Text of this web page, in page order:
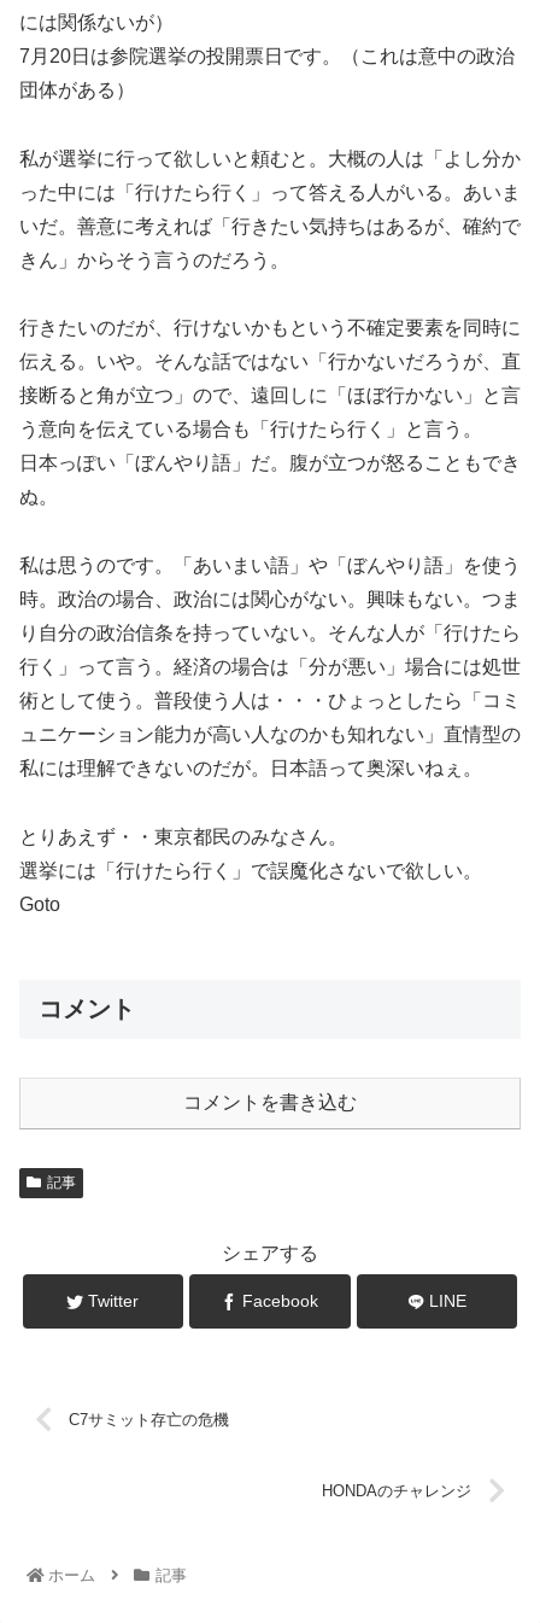
には関係ないが）
7月20日は参院選挙の投開票日です。（これは意中の政治
団体がある）
私が選挙に行って欲しいと頼むと。大概の人は「よし分か
った中には「行けたら行く」って答える人がいる。あいま
いだ。善意に考えれば「行きたい気持ちはあるが、確約で
きん」からそう言うのだろう。
行きたいのだが、行けないかもという不確定要素を同時に
伝える。いや。そんな話ではない「行かないだろうが、直
接断ると角が立つ」ので、遠回しに「ほぼ行かない」と言
う意向を伝えている場合も「行けたら行く」と言う。
日本っぽい「ぼんやり語」だ。腹が立つが怒ることもでき
ぬ。
私は思うのです。「あいまい語」や「ぼんやり語」を使う
時。政治の場合、政治には関心がない。興味もない。つま
り自分の政治信条を持っていない。そんな人が「行けたら
行く」って言う。経済の場合は「分が悪い」場合には処世
術として使う。普段使う人は・・・ひょっとしたら「コミ
ュニケーション能力が高い人なのかも知れない」直情型の
私には理解できないのだが。日本語って奥深いねぇ。
とりあえず・・東京都民のみなさん。
選挙には「行けたら行く」で誤魔化さないで欲しい。
Goto
コメント
コメントを書き込む
記事
シェアする
Twitter Facebook LINE
C7サミット存亡の危機
HONDAのチャレンジ
ホーム 記事